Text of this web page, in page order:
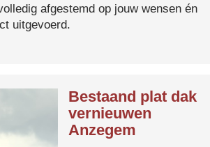
afgestemd op jouw wensen én
uitgevoerd.
Bestaand plat dak
vernieuwen
Anzegem